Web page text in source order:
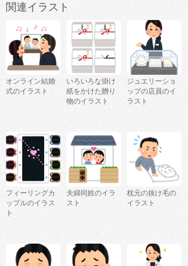
関連イラスト
オンライン結婚
式のイラスト
いろいろな掛け
紙をかけた贈り
物のイラスト
ジュエリーショ
ップの店員のイ
ラスト
フィーリングカ
ップルのイラス
ト
夫婦同姓のイラ
スト
枕元の抜け毛の
イラスト